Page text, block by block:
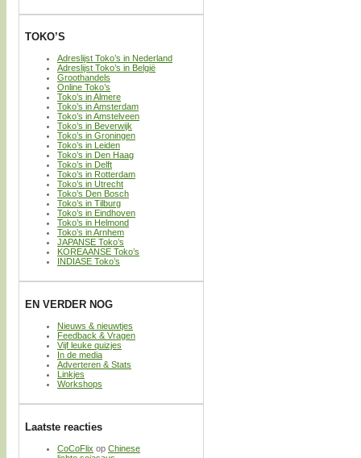
TOKO’S
Adreslijst Toko’s in Nederland
Adreslijst Toko’s in België
Groothandels
Online Toko’s
Toko’s in Almere
Toko’s in Amsterdam
Toko’s in Amstelveen
Toko’s in Beverwijk
Toko’s in Groningen
Toko’s in Leiden
Toko’s in Den Haag
Toko’s in Delft
Toko’s in Rotterdam
Toko’s in Utrecht
Toko’s Den Bosch
Toko’s in Tilburg
Toko’s in Eindhoven
Toko’s in Helmond
Toko’s in Arnhem
JAPANSE Toko’s
KOREAANSE Toko’s
INDIASE Toko’s
EN VERDER NOG
Nieuws & nieuwtjes
Feedback & Vragen
Vijf leuke quizjes
In de media
Adverteren & Stats
Linkjes
Workshops
Laatste reacties
CoCoFlix op Chinese